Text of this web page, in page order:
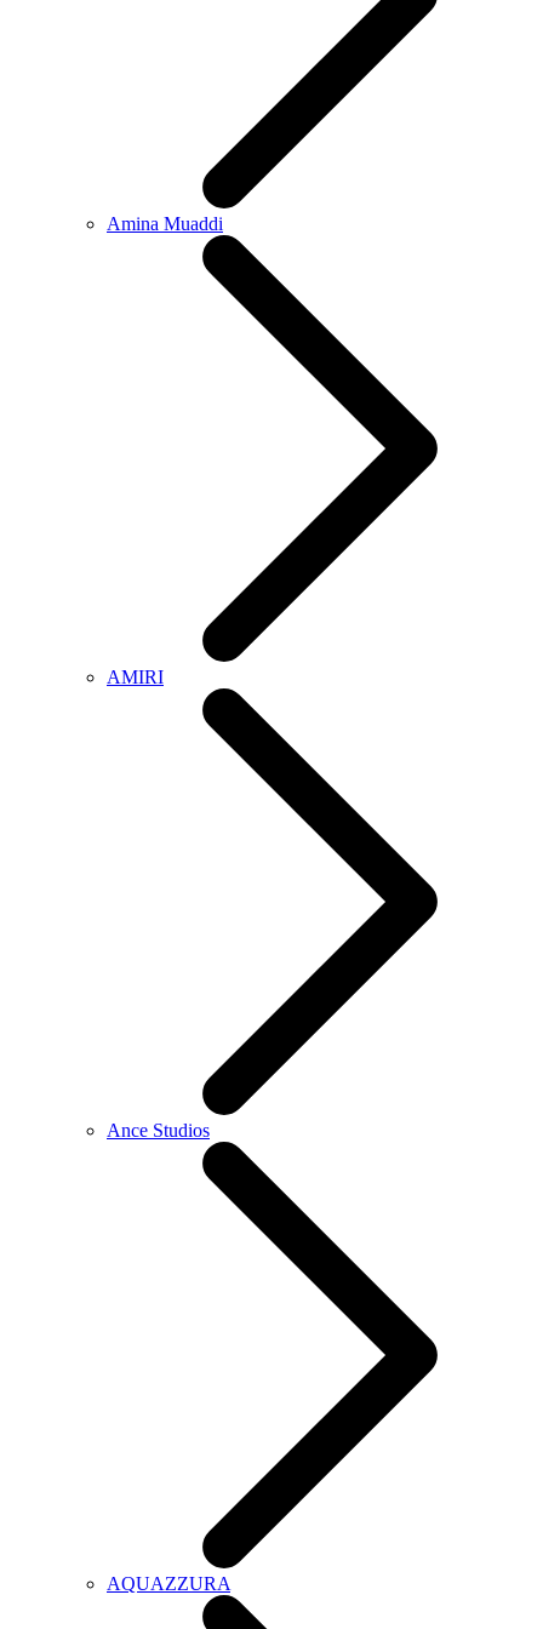
Amina Muaddi
AMIRI
Ance Studios
AQUAZZURA